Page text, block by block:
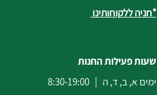
*חניה ללקוחותינו
שעות פעילות החנות
ימים א, ב, ד, ה | 8:30-19:00